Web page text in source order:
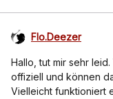
Flo.Deezer
Hallo, tut mir sehr
offiziell und können
Vielleicht funktioniert